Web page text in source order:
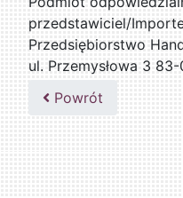
przedstawiciel/
Przedsiębiorstwo
ul. Przemysłowa 3
509076255
Powrót